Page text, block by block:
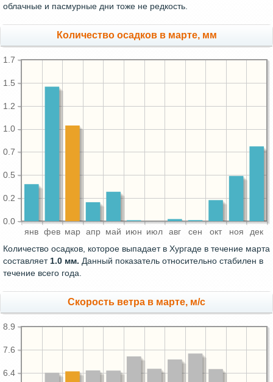
облачные и пасмурные дни тоже не редкость.
Количество осадков в марте, мм
янв фев мар апр май июн июл авг сен окт ноя дек
0.0
0.2
0.5
0.7
1.0
1.2
1.5
1.7
Количество осадков, которое выпадает в Хургаде в течение марта
составляет1.0 мм. Данный показатель относительно стабилен в
течение всего года.
Скорость ветра в марте, м/с
6.4
7.6
8.9